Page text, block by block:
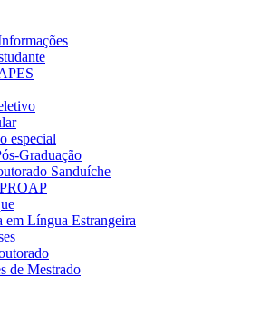
especial
Graduação
Sanduíche
em Língua Estrangeira
de Mestrado